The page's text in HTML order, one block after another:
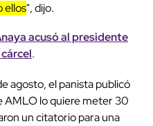
ellos", dijo.
acusó al presidente
.
agosto, el panista publicó
AMLO lo quiere meter 30
un citatorio para una